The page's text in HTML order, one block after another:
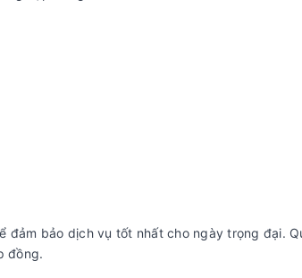
đảm bảo dịch vụ tốt nhất cho ngày trọng đại.
đồng.